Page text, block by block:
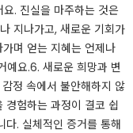
. 진실을 마주하는 것은
지나가고, 새로운 기회가
며 얻는 지혜는 언제나
예요.​6. 새로운 희망과 변
정 속에서 불안해하지 않
경험하는 과정이 결코 쉽
다. 실체적인 증거를 통해